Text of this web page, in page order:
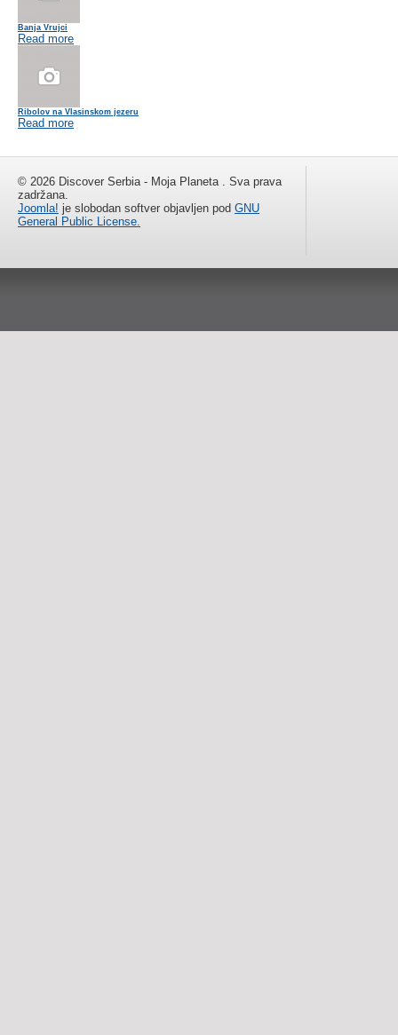
Banja Vrujci
Read more
Ribolov na Vlasinskom jezeru
Read more
© 2026 Discover Serbia - Moja Planeta . Sva prava
zadržana.
Joomla! je slobodan softver objavljen pod GNU
General Public License.